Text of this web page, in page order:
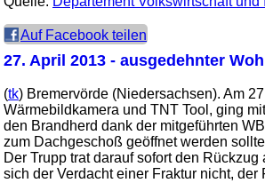
Auf Facebook teilen
27. April 2013 - ausgedehnter
(tk) Bremervörde (Niedersachsen). Am
Wärmebildkamera und TNT Tool, ging
den Brandherd dank der mitgeführten
zum Dachgeschoß geöffnet werden
Der Trupp trat darauf sofort den
sich der Verdacht einer Fraktur nicht, der